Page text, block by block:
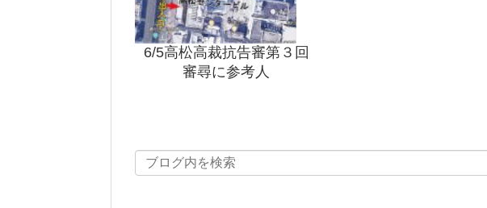
6/5高松高裁抗告審第３回
審尋に参考人